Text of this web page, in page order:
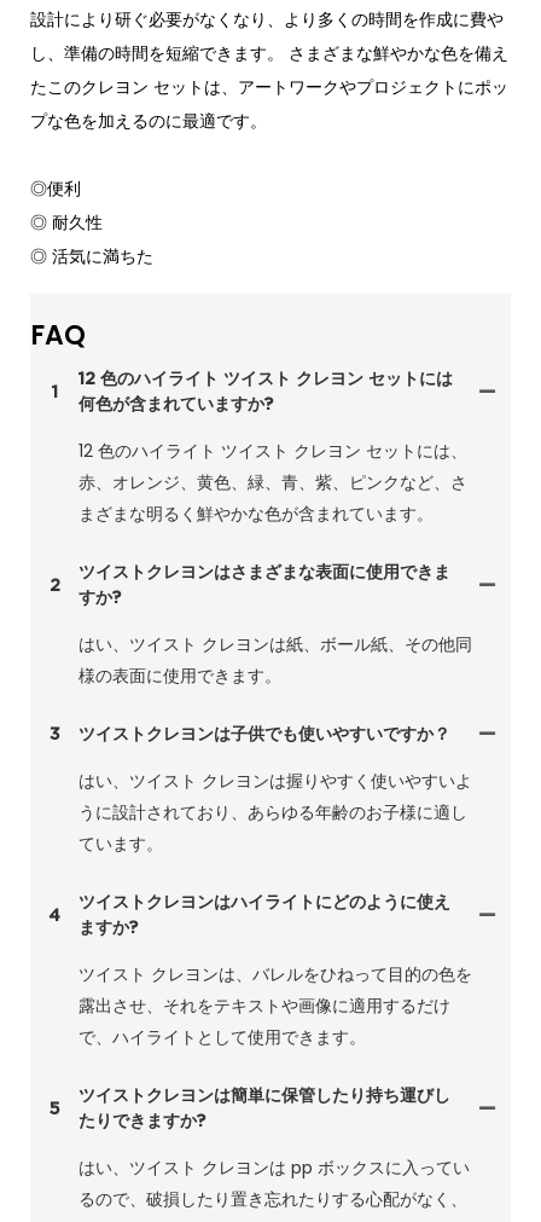
設計により研ぐ必要がなくなり、より多くの時間を作成に費や
し、準備の時間を短縮できます。 さまざまな鮮やかな色を備え
たこのクレヨン セットは、アートワークやプロジェクトにポッ
プな色を加えるのに最適です。
◎便利
◎ 耐久性
◎ 活気に満ちた
FAQ
1
12 色のハイライト ツイスト クレヨン セットには
何色が含まれていますか?
12 色のハイライト ツイスト クレヨン セットには、
赤、オレンジ、黄色、緑、青、紫、ピンクなど、さ
まざまな明るく鮮やかな色が含まれています。
2
ツイストクレヨンはさまざまな表面に使用できま
すか?
はい、ツイスト クレヨンは紙、ボール紙、その他同
様の表面に使用できます。
3 ツイストクレヨンは子供でも使いやすいですか？
はい、ツイスト クレヨンは握りやすく使いやすいよ
うに設計されており、あらゆる年齢のお子様に適し
ています。
4
ツイストクレヨンはハイライトにどのように使え
ますか?
ツイスト クレヨンは、バレルをひねって目的の色を
露出させ、それをテキストや画像に適用するだけ
で、ハイライトとして使用できます。
5
ツイストクレヨンは簡単に保管したり持ち運びし
たりできますか?
はい、ツイスト クレヨンは pp ボックスに入ってい
るので、破損したり置き忘れたりする心配がなく、